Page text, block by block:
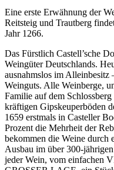
Eine erste Erwähnung der
Reitsteig und Trautberg
Jahr 1266.
Das Fürstlich Castell’sche
Weingüter Deutschlands.
ausnahmslos im Alleinbesitz
Weinguts. Alle Weinberge,
Familie auf dem
kräftigen Gipskeuperböden
1659 erstmals in Casteller
Prozent die Mehrheit der
bekommen die Weine durch
Ausbau im über 300-
jeder Wein, vom einfachen